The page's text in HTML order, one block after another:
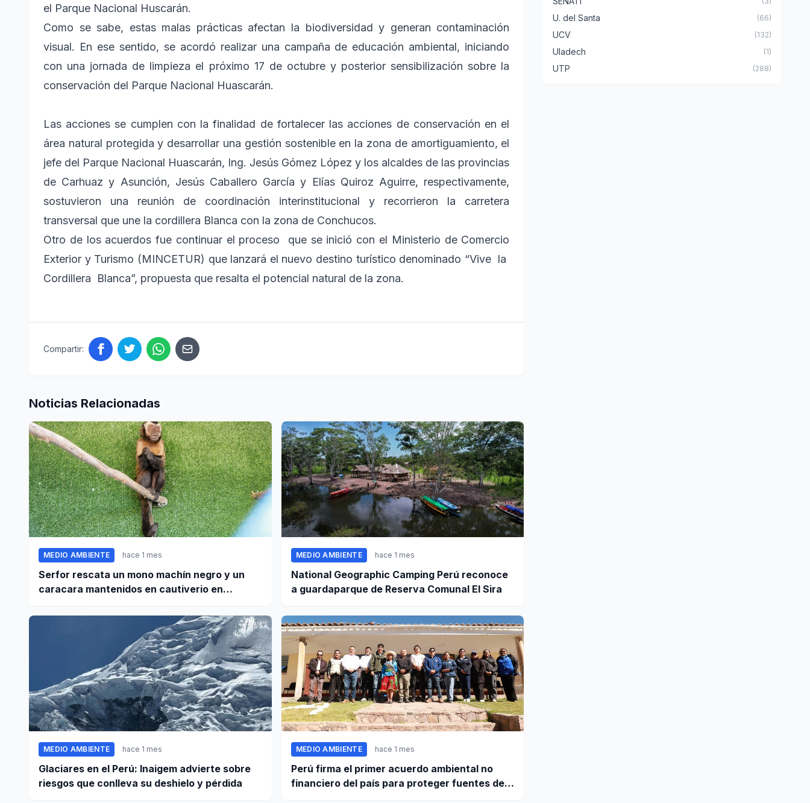
el Parque Nacional Huscarán.
Como se sabe, estas malas prácticas afectan la biodiversidad y generan contaminación
visual. En ese sentido, se acordó realizar una campaña de educación ambiental, iniciando
con una jornada de limpieza el próximo 17 de octubre y posterior sensibilización sobre la
conservación del Parque Nacional Huascarán.
Las acciones se cumplen con la finalidad de fortalecer las acciones de conservación en el
área natural protegida y desarrollar una gestión sostenible en la zona de amortiguamiento, el
jefe del Parque Nacional Huascarán, Ing. Jesús Gómez López y los alcaldes de las provincias
de Carhuaz y Asunción, Jesús Caballero García y Elías Quiroz Aguirre, respectivamente,
sostuvieron una reunión de coordinación interinstitucional y recorrieron la carretera
transversal que une la cordillera Blanca con la zona de Conchucos.
Otro de los acuerdos fue continuar el proceso que se inició con el Ministerio de Comercio
Exterior y Turismo (MINCETUR) que lanzará el nuevo destino turístico denominado “Vive la
Cordillera Blanca”, propuesta que resalta el potencial natural de la zona.
Compartir:
Noticias Relacionadas
MEDIO AMBIENTE hace 1 mes
Serfor rescata un mono machín negro y un
caracara mantenidos en cautiverio en
MEDIO AMBIENTE hace 1 mes
National Geographic Camping Perú reconoce
a guardaparque de Reserva Comunal El Sira
MEDIO AMBIENTE hace 1 mes
Glaciares en el Perú: Inaigem advierte sobre
riesgos que conlleva su deshielo y pérdida
MEDIO AMBIENTE hace 1 mes
Perú firma el primer acuerdo ambiental no
financiero del país para proteger fuentes de
U. del Santa (66)
UCV (132)
Uladech (1)
UTP (288)